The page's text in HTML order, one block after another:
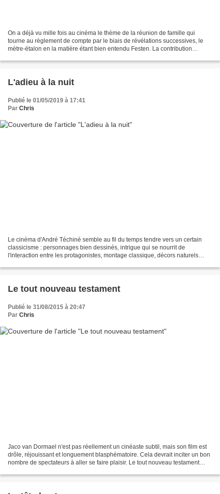
On a déjà vu mille fois au cinéma le thème de la réunion de famille qui
tourne au règlement de compte par le biais de révélations successives, le
mètre-étalon en la matière étant bien entendu Festen. La contribution
L'adieu à la nuit
Publié le 01/05/2019 à 17:41
Par Chris
Le cinéma d'André Téchiné semble au fil du temps tendre vers un certain
classicisme : personnages bien dessinés, intrigue qui se nourrit de
l'interaction entre les protagonistes, montage classique, décors naturels
Le tout nouveau testament
Publié le 31/08/2015 à 20:47
Par Chris
Jaco van Dormael n'est pas réellement un cinéaste subtil, mais son film est
drôle, réjouissant et longuement blasphématoire. Cela devrait inciter un bon
nombre de spectateurs à aller se faire plaisir. Le tout nouveau testament